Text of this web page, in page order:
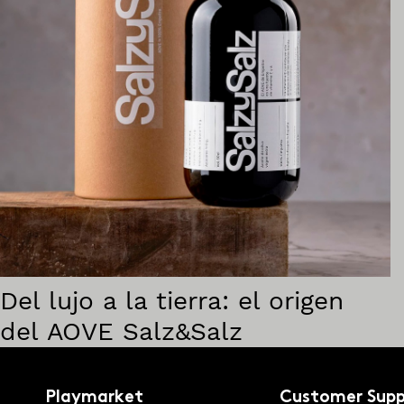
Del lujo a la tierra: el origen
del AOVE Salz&Salz
Playmarket Customer